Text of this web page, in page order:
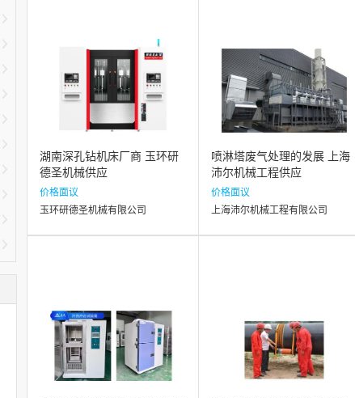
湖南深孔钻机床厂商 玉环研
德圣机械供应
价格面议
玉环研德圣机械有限公司
喷淋塔废气处理的发展 上海
沛尔机械工程供应
价格面议
上海沛尔机械工程有限公司